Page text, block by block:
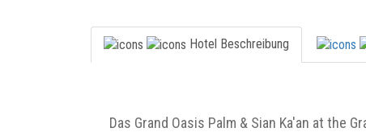
Hotel Beschreibung
Das Grand Oasis Palm & Sian Ka'an at the